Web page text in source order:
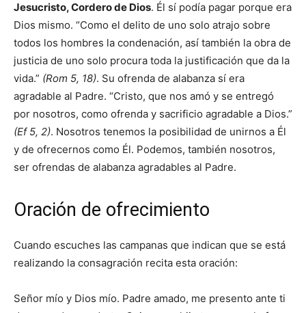
Jesucristo, Cordero de Dios. Él sí podía pagar porque era
Dios mismo. “Como el delito de uno solo atrajo sobre
todos los hombres la condenación, así también la obra de
justicia de uno solo procura toda la justificación que da la
vida.” (Rom 5, 18). Su ofrenda de alabanza sí era
agradable al Padre. “Cristo, que nos amó y se entregó
por nosotros, como ofrenda y sacrificio agradable a Dios.”
(Ef 5, 2). Nosotros tenemos la posibilidad de unirnos a Él
y de ofrecernos como Él. Podemos, también nosotros,
ser ofrendas de alabanza agradables al Padre.
Oración de ofrecimiento
Cuando escuches las campanas que indican que se está
realizando la consagración recita esta oración:
Señor mío y Dios mío. Padre amado, me presento ante ti